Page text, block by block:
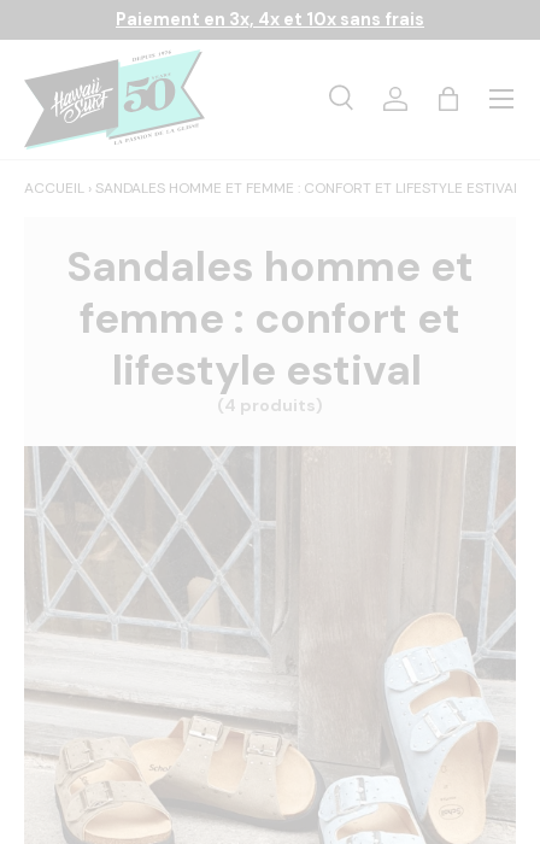
Aller au contenu
Paiement en 3x, 4x et 10x sans frais
Rechercher
RechercheSe connecter
Panier
Menu
ACCUEIL › SANDALES HOMME ET FEMME : CONFORT ET LIFESTYLE ESTIVAL
Sandales homme et
femme : confort et
lifestyle estival
(4 produits)